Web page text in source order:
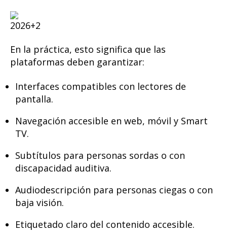
2026+2
En la práctica, esto significa que las
plataformas deben garantizar:
Interfaces compatibles con lectores de
pantalla.
Navegación accesible en web, móvil y Smart
TV.
Subtítulos para personas sordas o con
discapacidad auditiva.
Audiodescripción para personas ciegas o con
baja visión.
Etiquetado claro del contenido accesible.